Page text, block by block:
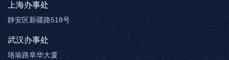
上海办事处
静安区新疆路518号
武汉办事处
珞瑜路阜华大厦